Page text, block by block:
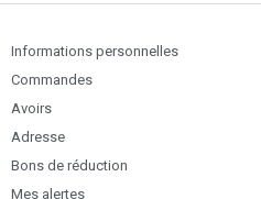
Informations personnelles
Commandes
Avoirs
Adresse
Bons de réduction
Mes alertes